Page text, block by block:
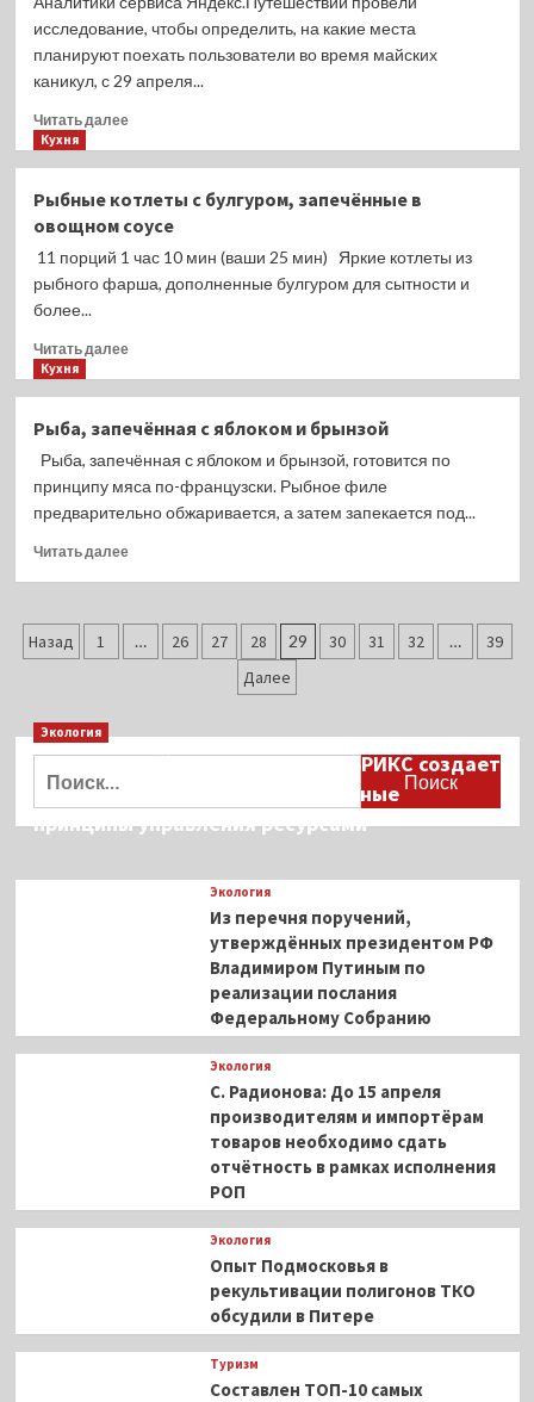
скидки
для
одной
исследование, чтобы определить, на какие места
планируют поехать пользователи во время майских
каникул, с 29 апреля...
Читать далееПрочитать
самые
популярные
города
и
для
праздники
Кухня
Рыбные котлеты с булгуром, запечённые в
овощном соусе
11 порций 1 час 10 мин (ваши 25 мин) Яркие котлеты из
рыбного фарша, дополненные булгуром для сытности и
более...
Читать далееПрочитать
котлеты
с
булгуром,
запечённые
овощном
Кухня
Рыба, запечённая с яблоком и брынзой
Рыба, запечённая с яблоком и брынзой, готовится по
принципу мяса по-французски. Рыбное филе
предварительно обжаривается, а затем запекается под...
Читать далееПрочитать
запечённая
с
Пагинация
Назад 1 … 26 27 28 29 30 31 32 …
39
Далее
Экология
Дмитрий Кобылкин: площадка БРИКС создает
возможность сформировать единые
принципы управления ресурсами
Экология
Из перечня поручений,
утверждённых президентом РФ
Владимиром Путиным по
реализации послания
Федеральному Собранию
Экология
С. Радионова: До 15 апреля
производителям и импортёрам
товаров необходимо сдать
отчётность в рамках исполнения
РОП
Экология
Опыт Подмосковья в
рекультивации полигонов ТКО
обсудили в Питере
Туризм
Составлен ТОП-10 самых